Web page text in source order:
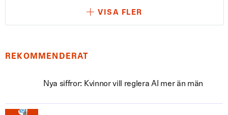
VISA FLER
REKOMMENDERAT
Nya siffror: Kvinnor vill reglera AI mer än män